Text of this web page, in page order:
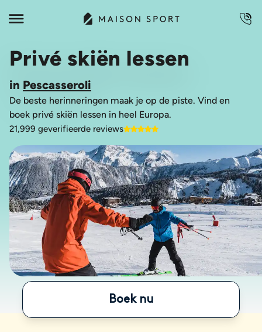
Privé skiën lessen
in Pescasseroli
De beste herinneringen maak je op de piste. Vind en
boek privé skiën lessen in heel Europa.
21,999 geverifieerde reviews
Boek nu